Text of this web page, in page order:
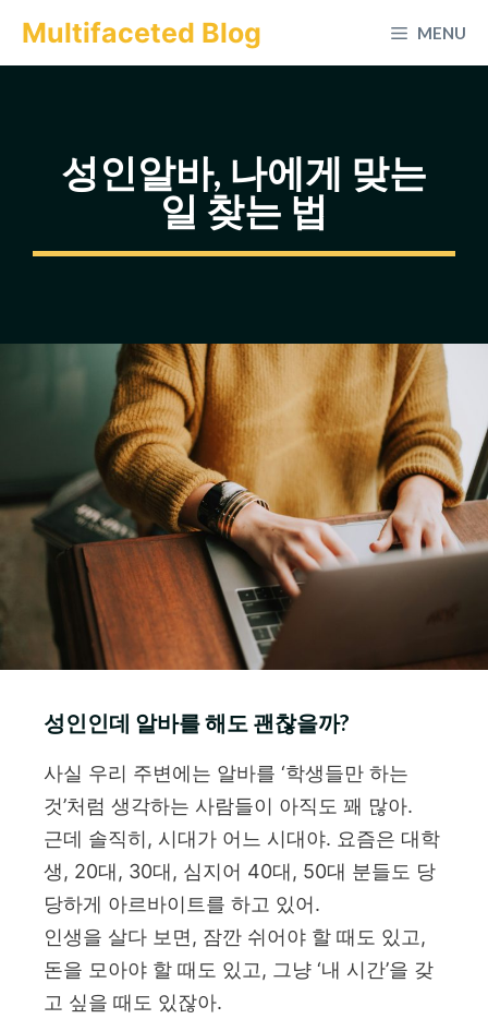
Multifaceted Blog MENU
성인알바, 나에게 맞는
일 찾는 법
성인인데 알바를 해도 괜찮을까?
사실 우리 주변에는 알바를 ‘학생들만 하는
것’처럼 생각하는 사람들이 아직도 꽤 많아.
근데 솔직히, 시대가 어느 시대야. 요즘은 대학
생, 20대, 30대, 심지어 40대, 50대 분들도 당
당하게 아르바이트를 하고 있어.
인생을 살다 보면, 잠깐 쉬어야 할 때도 있고,
돈을 모아야 할 때도 있고, 그냥 ‘내 시간’을 갖
고 싶을 때도 있잖아.